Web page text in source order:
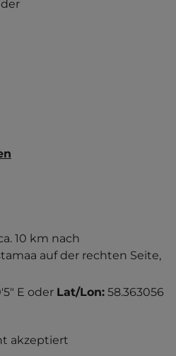
10 km nach
auf der rechten Seite,
E oder Lat/Lon: 58.363056
akzeptiert